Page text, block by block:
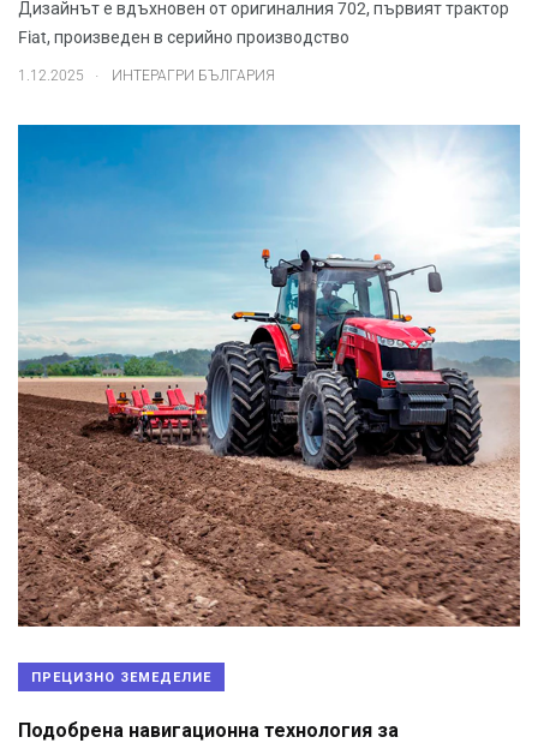
Дизайнът е вдъхновен от оригиналния 702, първият трактор
Fiat, произведен в серийно производство
1.12.2025 . ИНТЕРАГРИ БЪЛГАРИЯ
ПРЕЦИЗНО ЗЕМЕДЕЛИЕ
Подобрена навигационна технология за